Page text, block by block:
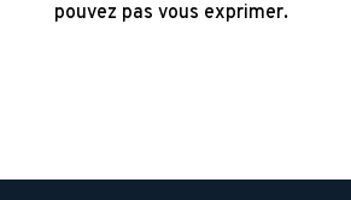
pouvez pas vous exprimer.